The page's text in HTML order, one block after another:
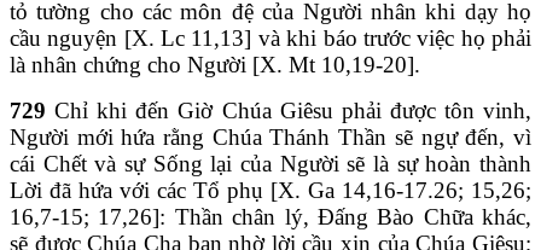
tỏ tường cho các môn đệ của Người nhân khi dạy họ
cầu nguyện [X. Lc 11,13] và khi báo trước việc họ phải
là nhân chứng cho Người [X. Mt 10,19-20].
729Chỉ khi đến Giờ Chúa Giêsu phải được tôn vinh,
Người mới hứa rằng Chúa Thánh Thần sẽ ngự đến, vì
cái Chết và sự Sống lại của Người sẽ là sự hoàn thành
Lời đã hứa với các Tổ phụ [X. Ga 14,16-17.26; 15,26;
16,7-15; 17,26]: Thần chân lý, Đấng Bào Chữa khác,
sẽ được Chúa Cha ban nhờ lời cầu xin của Chúa Giêsu;